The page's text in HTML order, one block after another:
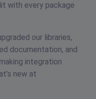
with every package
our libraries,
documentation, and
integration
new at